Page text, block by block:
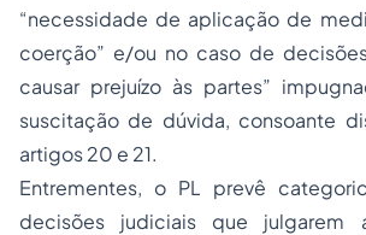
“necessidade de aplicação de
coerção” e/ou no caso de
causar prejuízo às partes”
suscitação de dúvida, consoante
artigos 20 e 21.
Entrementes, o PL prevê
decisões judiciais que